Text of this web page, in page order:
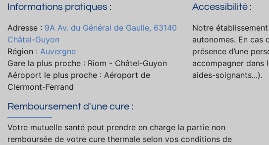
Informations pratiques :
Adresse : 9A Av. du Général de Gaulle, 63140
Châtel-Guyon
Région : Auvergne
Gare la plus proche : Riom - Châtel-Guyon
Aéroport le plus proche : Aéroport de
Clermont-Ferrand
Accessibilité :
Notre
autonomes. En cas
présence d’une
accompagner dans
aides-soignants...).
Remboursement d'une cure :
Votre mutuelle santé peut prendre en charge la partie non
remboursée de votre cure thermale selon vos conditions de